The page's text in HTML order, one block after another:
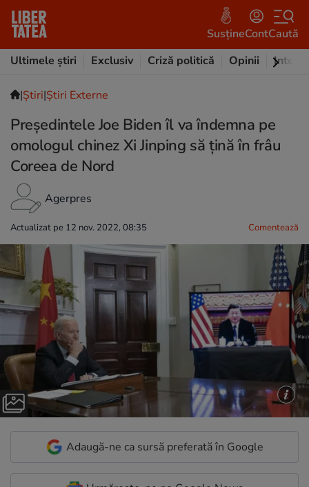
SusțineContCaută
Ultimele știri
Exclusiv Criză politică Opinii
|Ştiri|Știri Externe
Preşedintele Joe Biden îl va îndemna pe
omologul chinez Xi Jinping să ţină în frâu
Coreea de Nord
Agerpres
Actualizat pe 12 nov. 2022, 08:35 Comentează
Adaugă-ne ca sursă preferată în Google